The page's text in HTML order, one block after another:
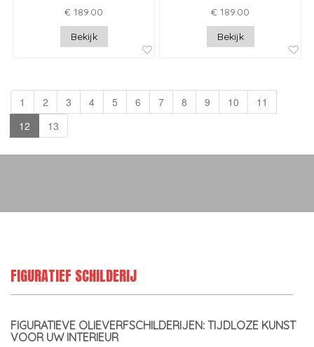
€ 189.00
Bekijk
€ 189.00
Bekijk
1 2 3 4 5 6 7 8 9 10
11
12
13
FIGURATIEF SCHILDERIJ
FIGURATIEVE OLIEVERFSCHILDERIJEN: TIJDLOZE KUNST
VOOR UW INTERIEUR